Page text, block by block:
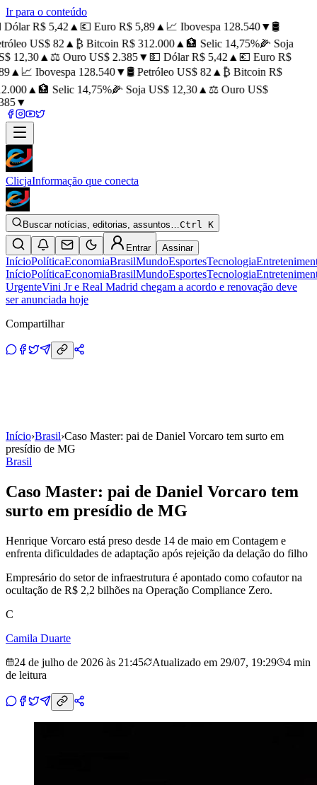
Ir para o conteúdo
R$ 5,42▲ 💶 Euro R$ 5,89▲ 📈 Ibovespa 128.540▼🛢️
US$ 82▲ ₿ Bitcoin R$ 312.000▲ 🏦 Selic 14,75%🌽 Soja
12,30▲ ⚖️ Ouro US$ 2.385▼💵 Dólar R$ 5,42▲ 💶 Euro R$
▲ 📈 Ibovespa 128.540▼🛢️ Petróleo US$ 82▲ ₿ Bitcoin R$
▲ 🏦 Selic 14,75%🌽 Soja US$ 12,30▲ ⚖️ Ouro US$
▼
ClicjaInformação que conecta
Buscar notícias, editorias, assuntos…Ctrl K
Entrar Assinar
InícioPolíticaEconomiaBrasilMundoEsportesTecnologia
InícioPolíticaEconomiaBrasilMundoEsportesTecnologia
UrgenteVini Jr e Real Madrid chegam a acordo e renovação deve
ser anunciada hoje
Compartilhar
Início›Brasil›Caso Master: pai de Daniel Vorcaro tem surto em
presídio de MG
Brasil
Caso Master: pai de Daniel Vorcaro tem
surto em presídio de MG
Henrique Vorcaro está preso desde 14 de maio em Contagem e
enfrenta dificuldades de adaptação após rejeição da delação do filho
Empresário do setor de infraestrutura é apontado como cofautor na
ocultação de R$ 2,2 bilhões na Operação Compliance Zero.
C
Camila Duarte
24 de julho de 2026 às 21:45
Atualizado em 29/07, 19:29
4 min
de leitura